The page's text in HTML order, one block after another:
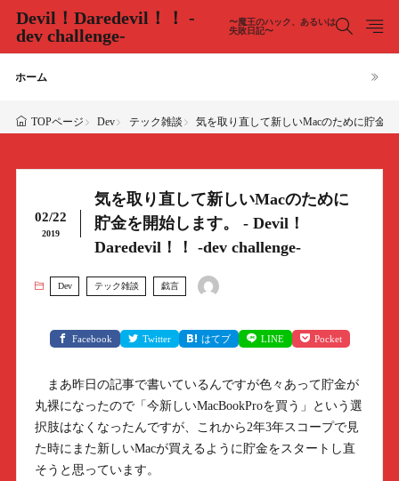
Devil！Daredevil！！ -
dev challenge-
〜魔王のハック、あるいは
失敗日記〜
ホーム
TOPページ Dev テック雑談 気を取り直して新しいMacのために貯金を
02/22
2019
気を取り直して新しいMacのために
貯金を開始します。 - Devil！
Daredevil！！ -dev challenge-
Dev テック雑談 戯言
Facebook Twitter はてブ LINE Pocket
まあ昨日の記事で書いているんですが色々あって貯金が
丸裸になったので「今新しいMacBookProを買う」という選
択肢はなくなったんですが、これから2年3年スコープで見
た時にまた新しいMacが買えるように貯金をスタートし直
そうと思っています。